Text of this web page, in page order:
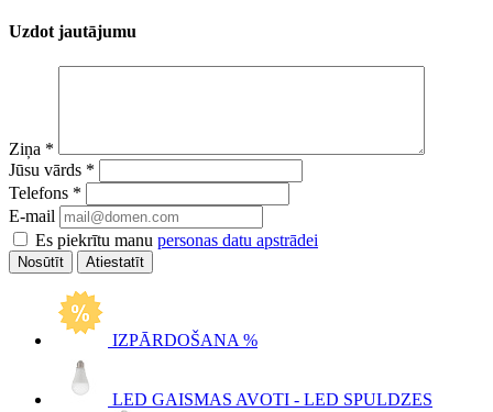
Uzdot jautājumu
Ziņa *
Jūsu vārds *
Telefons *
E-mail
Es piekrītu manu personas datu apstrādei
Atiestatīt
IZPĀRDOŠANA %
LED GAISMAS AVOTI - LED SPULDZES